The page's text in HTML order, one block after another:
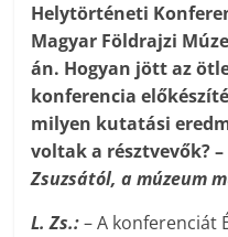
Helytörténeti
Magyar Földrajzi
án. Hogyan jött az
konferencia
milyen kutatási
voltak a résztvevők?
Zsuzsától, a múzeum
L. Zs.:– A konferenciát